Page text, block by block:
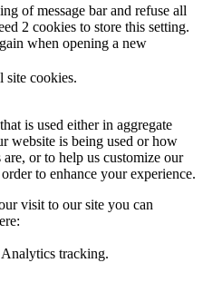
of message bar and refuse all
2 cookies to store this setting.
when opening a new
site cookies.
is used either in aggregate
website is being used or how
or to help us customize our
to enhance your experience.
visit to our site you can
tracking.